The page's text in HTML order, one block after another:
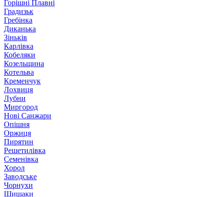
Горішні Плавні
Градизьк
Гребінка
Диканька
Зіньків
Карлівка
Кобеляки
Козельщина
Котельва
Кременчук
Лохвиця
Лубни
Миргород
Нові Санжари
Опішня
Оржиця
Пирятин
Решетилівка
Семенівка
Хорол
Заводське
Чорнухи
Шишаки